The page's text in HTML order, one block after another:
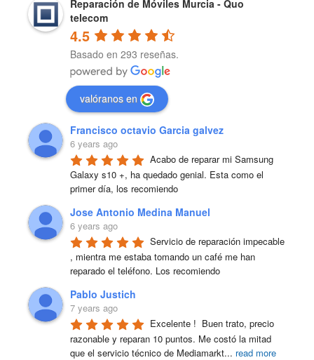
Reparación de Móviles Murcia - Quo
telecom
4.5
Basado en 293 reseñas.
valóranos en
Francisco octavio Garcia galvez
6 years ago
Acabo de reparar mi Samsung
Galaxy s10 +, ha quedado genial. Esta como el
primer día, los recomiendo
Jose Antonio Medina Manuel
6 years ago
Servicio de reparación impecable
, mientra me estaba tomando un café me han
reparado el teléfono. Los recomiendo
Pablo Justich
7 years ago
Excelente !  Buen trato, precio
razonable y reparan 10 puntos. Me costó la mitad
que el servicio técnico de Mediamarkt... read more